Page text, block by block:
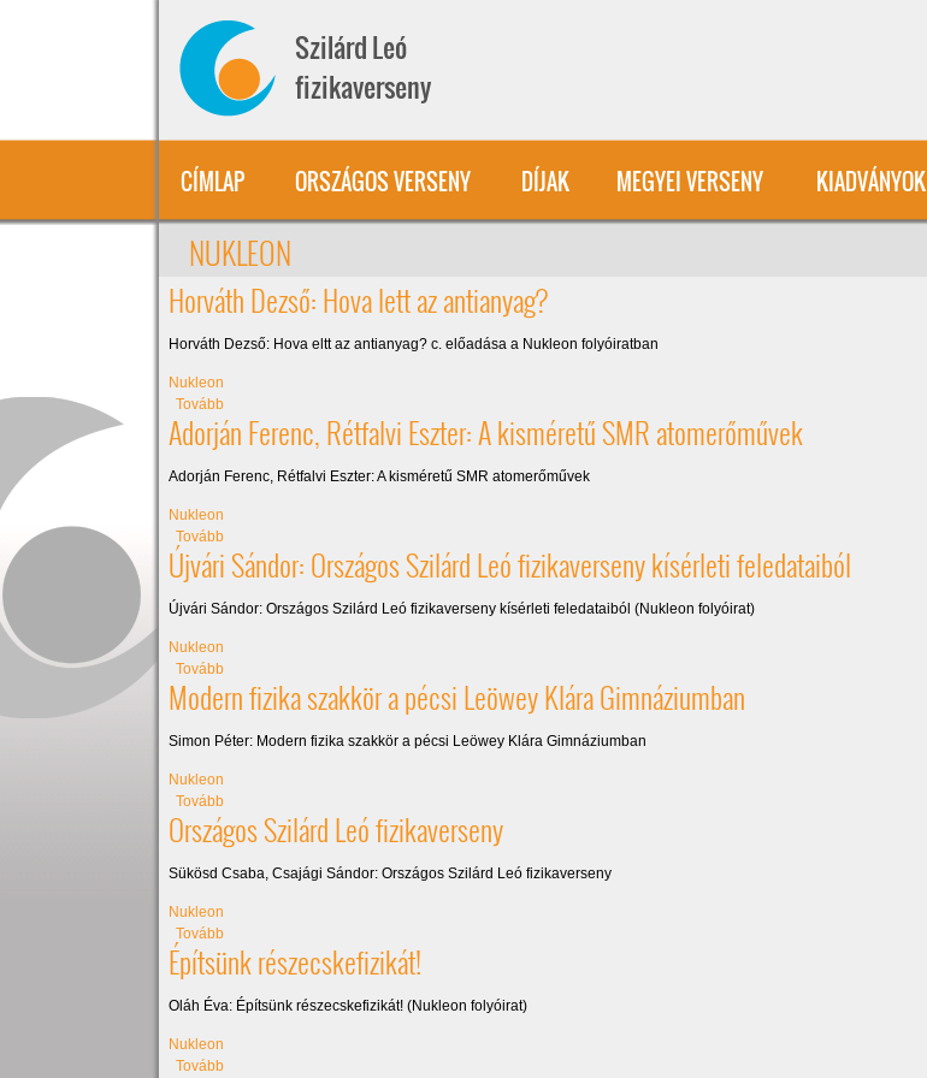
Szilárd Leó
fizikaverseny
CÍMLAP ORSZÁGOS VERSENY DÍJAK MEGYEI VERSENY KIADVÁNYOK
NUKLEON
Horváth Dezső: Hova lett az antianyag?
Horváth Dezső: Hova eltt az antianyag? c. előadása a Nukleon folyóiratban
Nukleon
Tovább(Horváth Dezső: Hova lett az antianyag?)
Adorján Ferenc, Rétfalvi Eszter: A kisméretű SMR atomerőművek
Adorján Ferenc, Rétfalvi Eszter: A kisméretű SMR atomerőművek
Nukleon
Tovább(Adorján Ferenc, Rétfalvi Eszter: A kisméretű SMR atomerőművek)
Újvári Sándor: Országos Szilárd Leó fizikaverseny kísérleti feledataiból
Újvári Sándor: Országos Szilárd Leó fizikaverseny kísérleti feledataiból (Nukleon folyóirat)
Nukleon
Tovább(Újvári Sándor: Országos Szilárd Leó fizikaverseny kísérleti feledataiból)
Modern fizika szakkör a pécsi Leöwey Klára Gimnáziumban
Simon Péter: Modern fizika szakkör a pécsi Leöwey Klára Gimnáziumban
Nukleon
Tovább(Modern fizika szakkör a pécsi Leöwey Klára Gimnáziumban)
Országos Szilárd Leó fizikaverseny
Sükösd Csaba, Csajági Sándor: Országos Szilárd Leó fizikaverseny
Nukleon
Tovább(Országos Szilárd Leó fizikaverseny)
Építsünk részecskefizikát!
Oláh Éva: Építsünk részecskefizikát! (Nukleon folyóirat)
Nukleon
Tovább(Építsünk részecskefizikát!)